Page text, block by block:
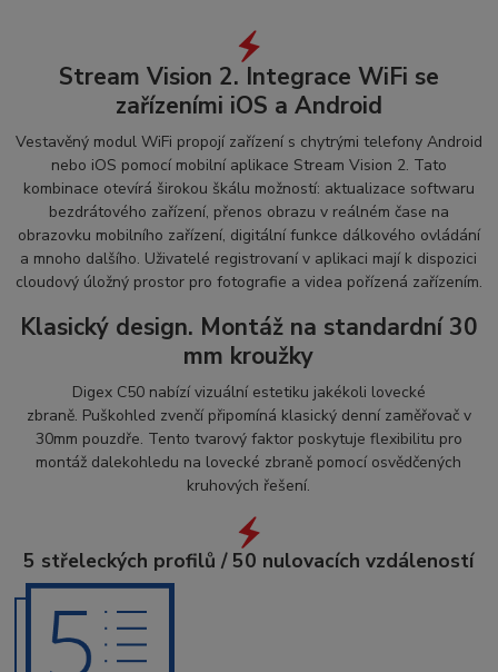
Stream Vision 2. Integrace WiFi se
zařízeními iOS a Android
Vestavěný modul WiFi propojí zařízení s chytrými telefony Android
nebo iOS pomocí mobilní aplikace Stream Vision 2. Tato
kombinace otevírá širokou škálu možností: aktualizace softwaru
bezdrátového zařízení, přenos obrazu v reálném čase na
obrazovku mobilního zařízení, digitální funkce dálkového ovládání
a mnoho dalšího. Uživatelé registrovaní v aplikaci mají k dispozici
cloudový úložný prostor pro fotografie a videa pořízená zařízením.
Klasický design. Montáž na standardní 30
mm kroužky
Digex C50 nabízí vizuální estetiku jakékoli lovecké
zbraně. Puškohled zvenčí připomíná klasický denní zaměřovač v
30mm pouzdře. Tento tvarový faktor poskytuje flexibilitu pro
montáž dalekohledu na lovecké zbraně pomocí osvědčených
kruhových řešení.
5 střeleckých profilů / 50 nulovacích vzdáleností